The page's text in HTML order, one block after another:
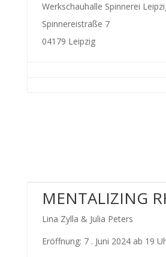
Werkschauhalle Spinnerei
Spinnereistraße 7
04179 Leipzig
MENTALIZING
Lina Zylla & Julia Peters
Eröffnung: 7 . Juni 2024 ab 19